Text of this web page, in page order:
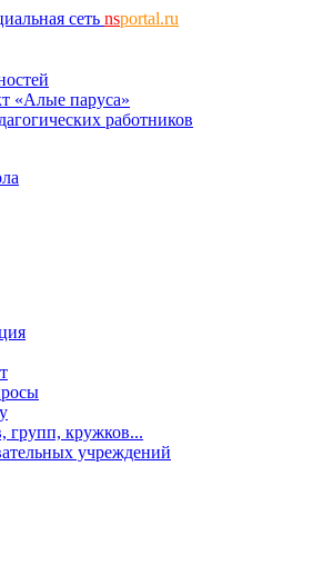
сеть nsportal.ru
«Алые паруса»
работников
групп, кружков...
учреждений